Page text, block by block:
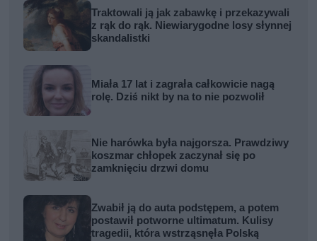
Traktowali ją jak zabawkę i przekazywali
z rąk do rąk. Niewiarygodne losy słynnej
skandalistki
Miała 17 lat i zagrała całkowicie nagą
rolę. Dziś nikt by na to nie pozwolił
Nie harówka była najgorsza. Prawdziwy
koszmar chłopek zaczynał się po
zamknięciu drzwi domu
Zwabił ją do auta podstępem, a potem
postawił potworne ultimatum. Kulisy
tragedii, która wstrząsnęła Polską